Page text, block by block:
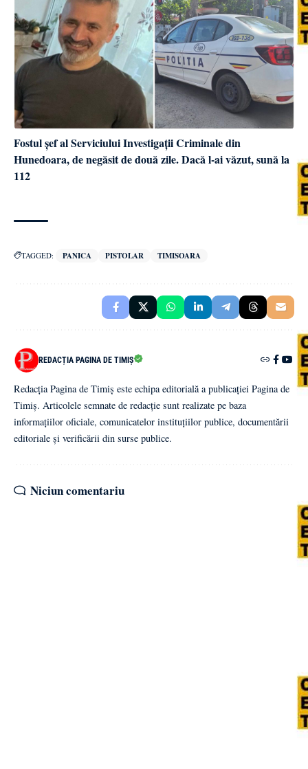
Fostul șef al Serviciului Investigații Criminale din
Hunedoara, de negăsit de două zile. Dacă l-ai văzut, sună la
112
TAGGED: PANICA PISTOLAR TIMISOARA
REDACȚIA PAGINA DE TIMIȘ
Redacția Pagina de Timiș este echipa editorială a publicației Pagina de
Timiș. Articolele semnate de redacție sunt realizate pe baza
informațiilor oficiale, comunicatelor instituțiilor publice, documentării
editoriale și verificării din surse publice.
Niciun comentariu